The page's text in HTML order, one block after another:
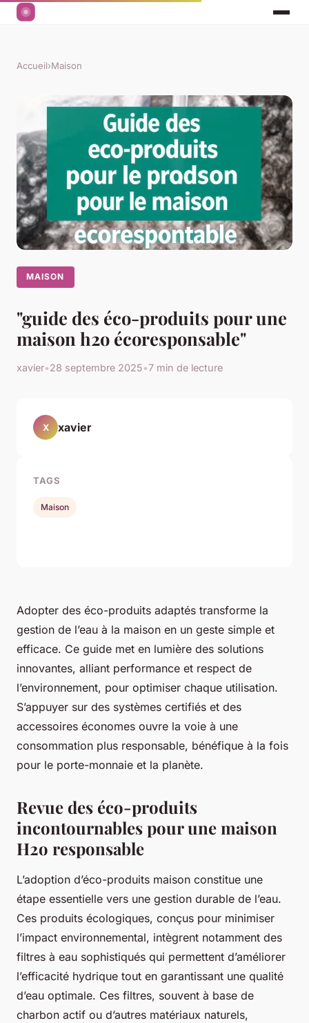
Accueil›Maison
MAISON
"guide des éco-produits pour une
maison h2o écoresponsable"
xavier•28 septembre 2025•7 min de lecture
Adopter des éco-produits adaptés transforme la
gestion de l’eau à la maison en un geste simple et
efficace. Ce guide met en lumière des solutions
innovantes, alliant performance et respect de
l’environnement, pour optimiser chaque utilisation.
S’appuyer sur des systèmes certifiés et des
accessoires économes ouvre la voie à une
consommation plus responsable, bénéfique à la fois
pour le porte-monnaie et la planète.
Revue des éco-produits
incontournables pour une maison
H2o responsable
L’adoption d’éco-produits maison constitue une
étape essentielle vers une gestion durable de l’eau.
Ces produits écologiques, conçus pour minimiser
l’impact environnemental, intègrent notamment des
filtres à eau sophistiqués qui permettent d’améliorer
l’efficacité hydrique tout en garantissant une qualité
d’eau optimale. Ces filtres, souvent à base de
charbon actif ou d’autres matériaux naturels,
X xavier
TAGS
Maison